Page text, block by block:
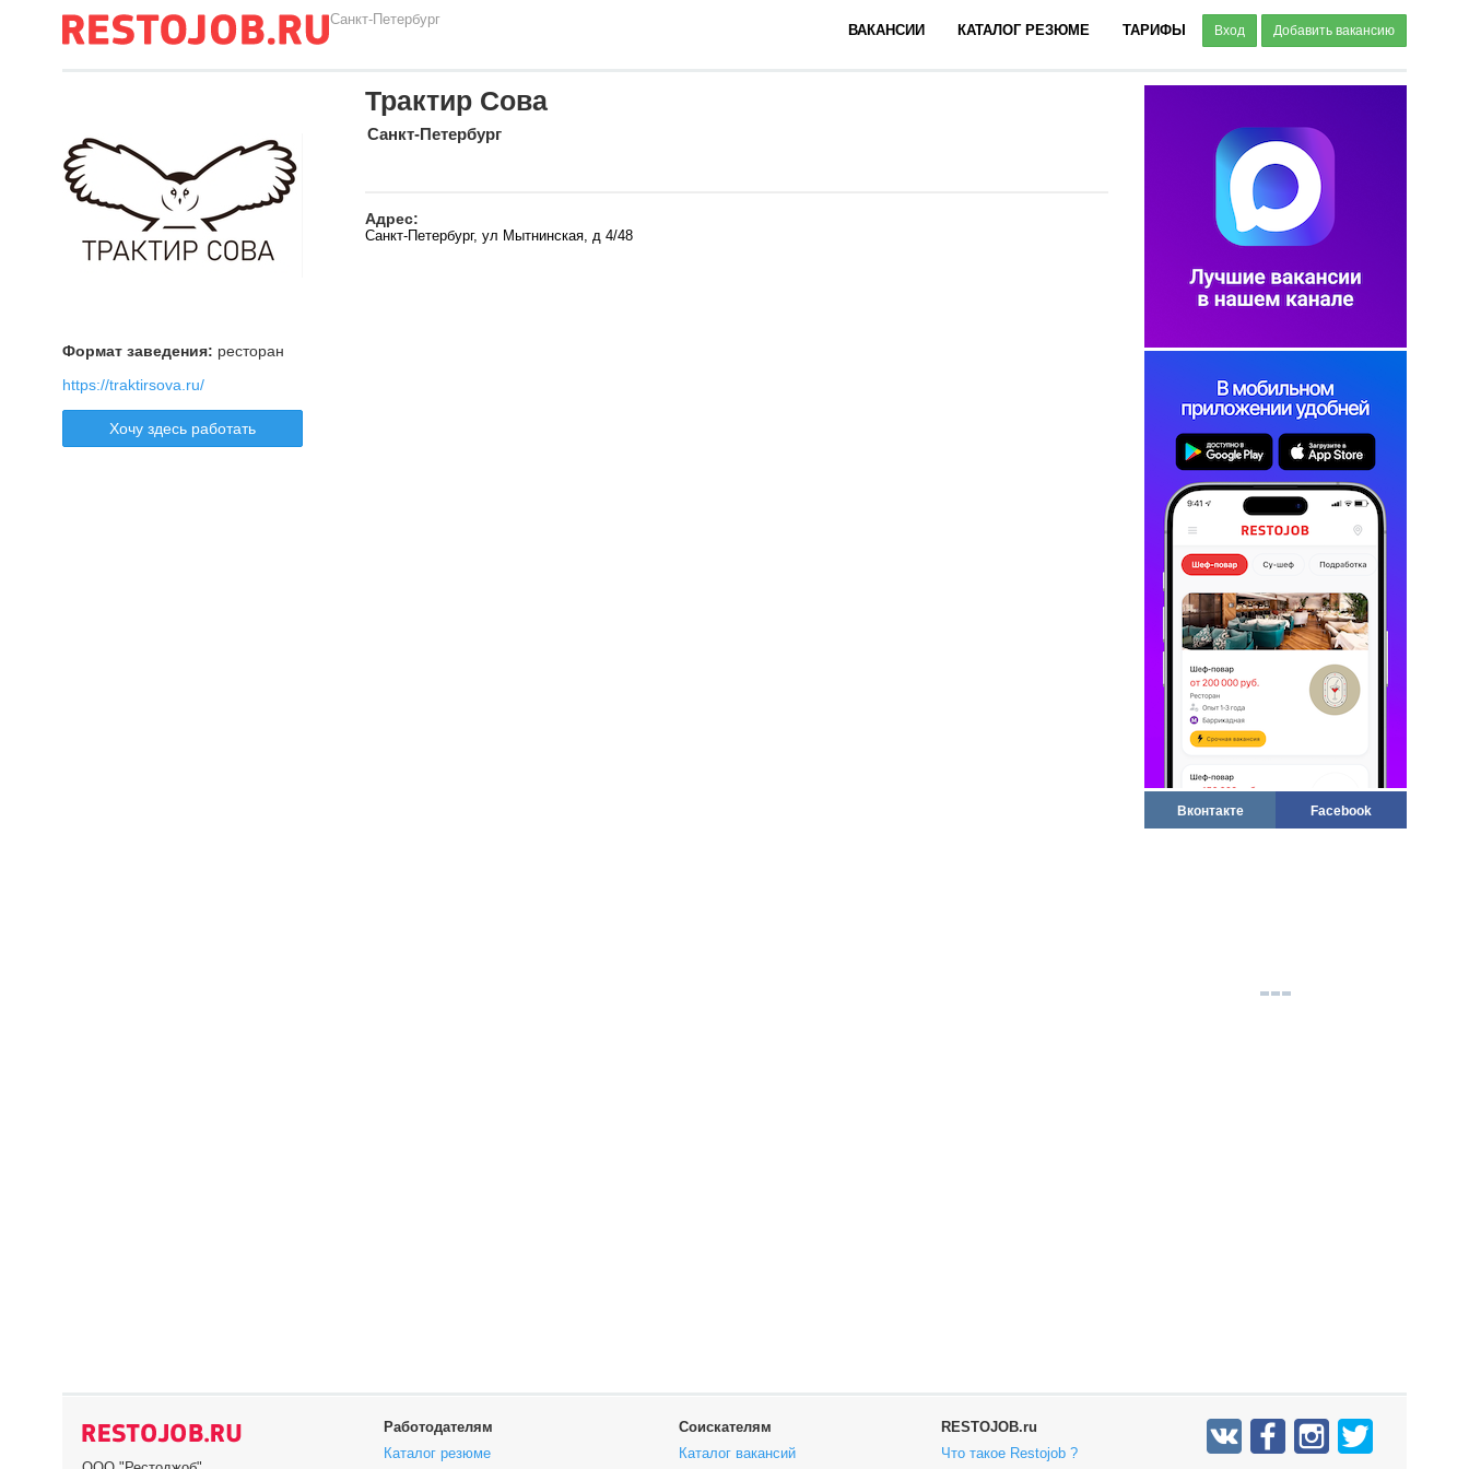
Санкт-Петербург
ВАКАНСИИ КАТАЛОГ РЕЗЮМЕ ТАРИФЫ Вход Добавить вакансию
Вконтакте Facebook
Трактир Сова
Санкт-Петербург
Адрес:
Санкт-Петербург, ул Мытнинская, д 4/48
Формат заведения: ресторан
https://traktirsova.ru/
Хочу здесь работать
Работодателям
Каталог резюме
Соискателям
Каталог вакансий
RESTOJOB.ru
Что такое Restojob ?